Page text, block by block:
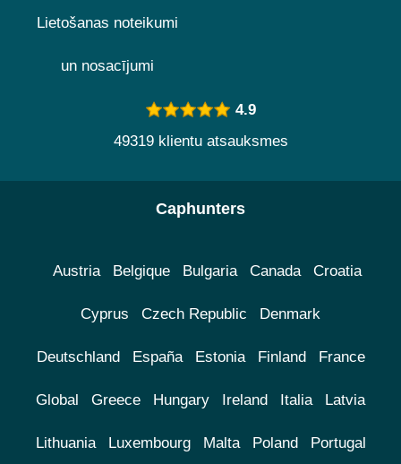
Lietošanas noteikumi
un nosacījumi
4.9
49319 klientu atsauksmes
Caphunters
Austria Belgique Bulgaria Canada Croatia
Cyprus Czech Republic Denmark
Deutschland España Estonia Finland France
Global Greece Hungary Ireland Italia Latvia
Lithuania Luxembourg Malta Poland Portugal